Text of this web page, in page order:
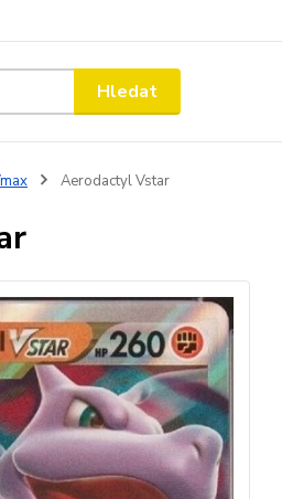
Hledat
Aerodactyl Vstar